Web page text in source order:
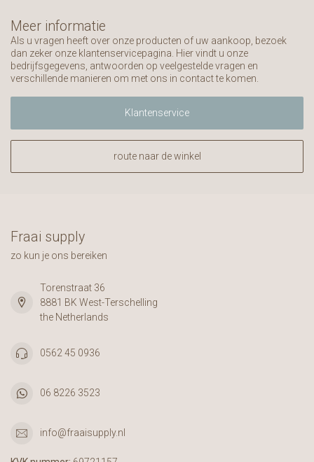
Meer informatie
Als u vragen heeft over onze producten of uw aankoop, bezoek
dan zeker onze klantenservicepagina. Hier vindt u onze
bedrijfsgegevens, antwoorden op veelgestelde vragen en
verschillende manieren om met ons in contact te komen.
Klantenservice
route naar de winkel
Fraai supply
zo kun je ons bereiken
Torenstraat 36
8881 BK West-Terschelling
the Netherlands
0562 45 0936
06 8226 3523
info@fraaisupply.nl